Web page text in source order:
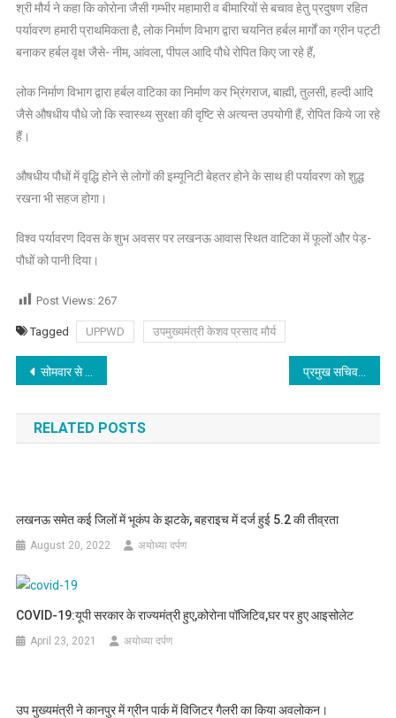
श्री मौर्य ने कहा कि कोरोना जैसी गम्‍भीर महामारी व बीमारियों से बचाव हेतु प्रदुषण रहित
पर्यावरण हमारी प्राथमिकता है, लोक निर्माण विभाग द्वारा चयनित हर्बल मार्गों का ग्रीन पट्टी
बनाकर हर्बल वृक्ष जैसे- नीम, आंवला, पीपल आदि पौधे रोपित किए जा रहे हैं,
लोक निर्माण विभाग द्वारा हर्बल वाटिका का निर्माण कर भ्रिंगराज, बाह्मी, तुलसी, हल्दी आदि
जैसे औषधीय पौधे जो कि स्‍वास्‍थ्‍य सुरक्षा की दृष्टि से अत्यन्त उपयोगी हैं, रोपित किये जा रहे
हैं।
औषधीय पौधों में वृद्धि होने से लोगों की इम्यूनिटी बेहतर होने के साथ ही पर्यावरण को शुद्ध
रखना भी सहज होगा।
विश्व पर्यावरण दिवस के शुभ अवसर पर लखनऊ आवास स्थित वाटिका में फूलों और पेड़-
पौधों को पानी दिया।
Post Views: 267
Tagged UPPWD उपमुख्यमंत्री केशव प्रसाद मौर्य
Post
navigation
सोमवार से ‘पिंक बूथों’ पर टीका लगवाएंगी यूपी की महिलाएं
RELATED POSTS
लखनऊ समेत कई जिलों में भूकंप के झटके, बहराइच में दर्ज हुई 5.2 की तीव्रता
August 20, 2022 अयोध्या दर्पण
COVID-19:यूपी सरकार के राज्यमंत्री हुए,कोरोना पॉजिटिव,घर पर हुए आइसोलेट
April 23, 2021 अयोध्या दर्पण
उप मुख्यमंत्री ने कानपुर में ग्रीन पार्क में विजिटर गैलरी का किया अवलोकन।